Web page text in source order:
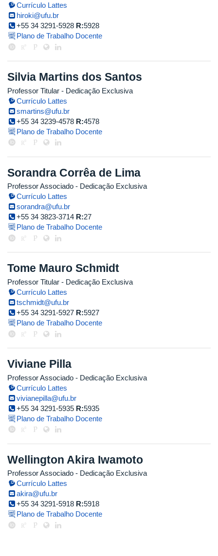
Currículo Lattes
hiroki@ufu.br
+55 34 3291-5928 R:5928
Plano de Trabalho Docente
Silvia Martins dos Santos
Professor Titular - Dedicação Exclusiva
Currículo Lattes
smartins@ufu.br
+55 34 3239-4578 R:4578
Plano de Trabalho Docente
Sorandra Corrêa de Lima
Professor Associado - Dedicação Exclusiva
Currículo Lattes
sorandra@ufu.br
+55 34 3823-3714 R:27
Plano de Trabalho Docente
Tome Mauro Schmidt
Professor Titular - Dedicação Exclusiva
Currículo Lattes
tschmidt@ufu.br
+55 34 3291-5927 R:5927
Plano de Trabalho Docente
Viviane Pilla
Professor Associado - Dedicação Exclusiva
Currículo Lattes
vivianepilla@ufu.br
+55 34 3291-5935 R:5935
Plano de Trabalho Docente
Wellington Akira Iwamoto
Professor Associado - Dedicação Exclusiva
Currículo Lattes
akira@ufu.br
+55 34 3291-5918 R:5918
Plano de Trabalho Docente